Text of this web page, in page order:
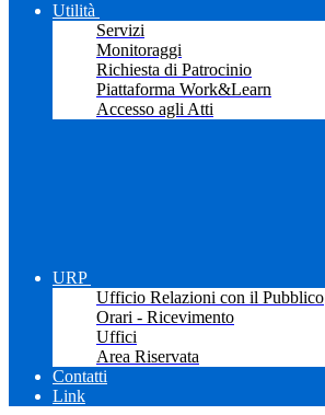
Utilità
Servizi
Monitoraggi
Richiesta di Patrocinio
Piattaforma Work&Learn
Accesso agli Atti
URP
Ufficio Relazioni con il Pubblico
Orari - Ricevimento
Uffici
Area Riservata
Contatti
Link